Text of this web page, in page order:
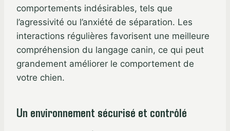
comportements indésirables, tels que
l’agressivité ou l’anxiété de séparation. Les
interactions régulières favorisent une meilleure
compréhension du langage canin, ce qui peut
grandement améliorer le comportement de
votre chien.
Un environnement sécurisé et contrôlé